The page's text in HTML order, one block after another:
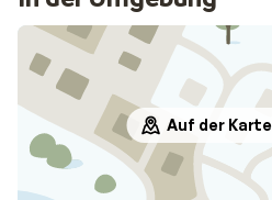
Auf der